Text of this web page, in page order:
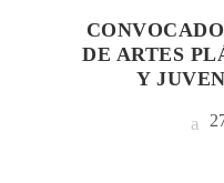
DE ARTES
Y